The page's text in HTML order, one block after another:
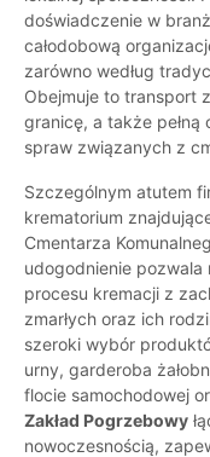
doświadczenie w
całodobową
zarówno według
Obejmuje to transport
granicę, a także pełną
spraw związanych z
Szczególnym atutem
krematorium
Cmentarza
udogodnienie
procesu kremacji z
zmarłych oraz ich
szeroki wybór
urny, garderoba
flocie samochodowej
Zakład Pogrzebowy
nowoczesnością,